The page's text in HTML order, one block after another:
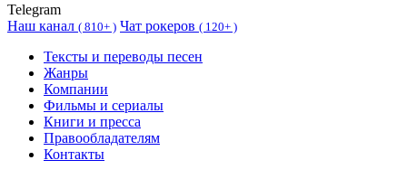
Telegram
Наш канал ( 810+ ) Чат рокеров ( 120+ )
Тексты и переводы песен
Жанры
Компании
Фильмы и сериалы
Книги и пресса
Правообладателям
Контакты